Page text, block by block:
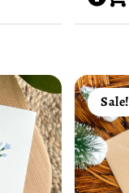
Sale!